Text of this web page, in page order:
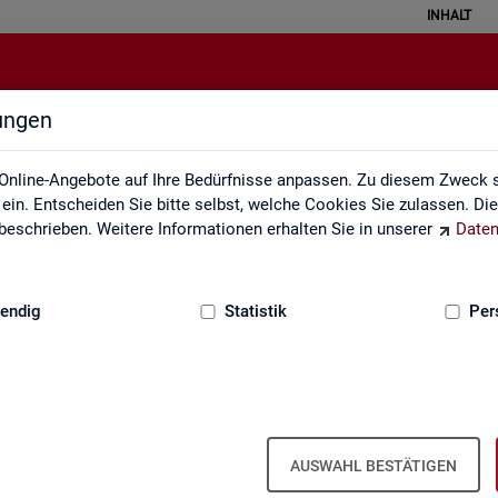
Angebote auf Ihre Bedürfnisse anpassen. Zu diesem Zweck
Entscheiden Sie bitte selbst, welche Cookies Sie zulassen.
Weitere Informationen erhalten Sie in unserer
Statistik
AUSWAHL BESTÄTIGEN
INHALT
Grundlagen